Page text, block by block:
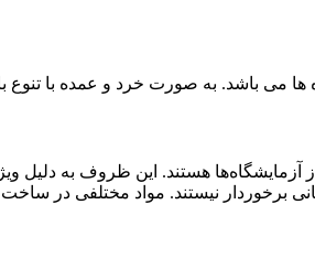
ها می باشد. به صورت خرد و عمده با
هستند. این ظروف به دلیل
برخوردار نیستند. مواد مختلفی در